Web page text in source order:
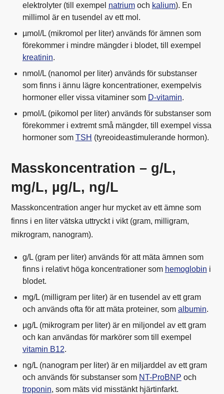
elektrolyter (till exempel natriumoch kalium). En
millimol är en tusendel av ett mol.
µmol/L (mikromol per liter) används för ämnen som
förekommer i mindre mängder i blodet, till exempel
kreatinin.
nmol/L (nanomol per liter) används för substanser
som finns i ännu lägre koncentrationer, exempelvis
hormoner eller vissa vitaminer som D-vitamin.
pmol/L (pikomol per liter) används för substanser som
förekommer i extremt små mängder, till exempel vissa
hormoner som TSH (tyreoideastimulerande hormon).
Masskoncentration – g/L,
mg/L, µg/L, ng/L
Masskoncentration anger hur mycket av ett ämne som
finns i en liter vätska uttryckt i vikt (gram, milligram,
mikrogram, nanogram).
g/L (gram per liter) används för att mäta ämnen som
finns i relativt höga koncentrationer som hemoglobin i
blodet.
mg/L (milligram per liter) är en tusendel av ett gram
och används ofta för att mäta proteiner, som albumin.
µg/L (mikrogram per liter) är en miljondel av ett gram
och kan användas för markörer som till exempel
vitamin B12.
ng/L (nanogram per liter) är en miljarddel av ett gram
och används för substanser som NT-ProBNP och
troponin, som mäts vid misstänkt hjärtinfarkt.